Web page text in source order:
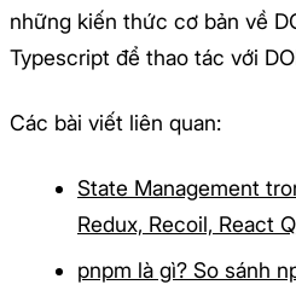
những kiến thức cơ bản về
Typescript để thao tác với
Các bài viết liên quan:
State Management
Redux, Recoil, React
pnpm là gì? So sánh